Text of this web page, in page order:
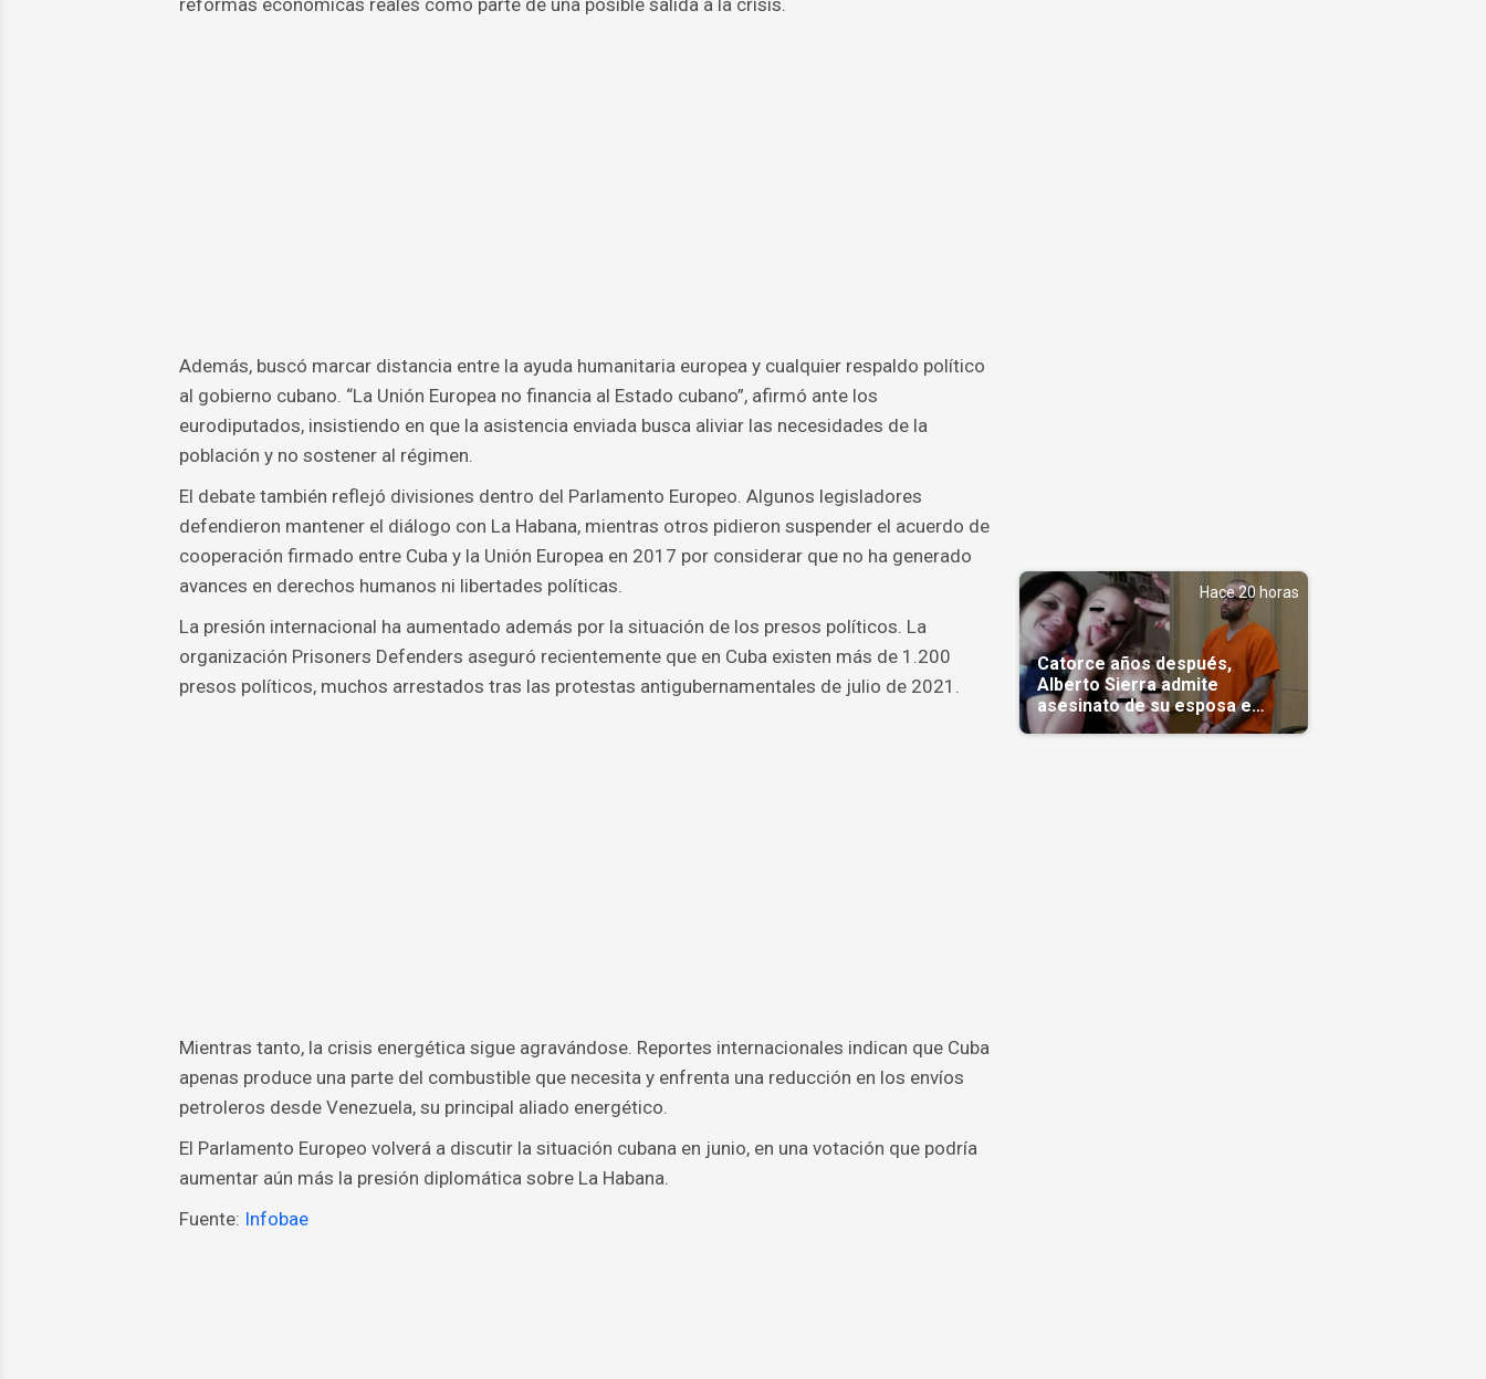
reformas económicas reales como parte de una posible salida a la crisis.
Además, buscó marcar distancia entre la ayuda humanitaria europea y cualquier respaldo político
al gobierno cubano. “La Unión Europea no financia al Estado cubano”, afirmó ante los
eurodiputados, insistiendo en que la asistencia enviada busca aliviar las necesidades de la
población y no sostener al régimen.
El debate también reflejó divisiones dentro del Parlamento Europeo. Algunos legisladores
defendieron mantener el diálogo con La Habana, mientras otros pidieron suspender el acuerdo de
cooperación firmado entre Cuba y la Unión Europea en 2017 por considerar que no ha generado
avances en derechos humanos ni libertades políticas.
La presión internacional ha aumentado además por la situación de los presos políticos. La
organización Prisoners Defenders aseguró recientemente que en Cuba existen más de 1.200
presos políticos, muchos arrestados tras las protestas antigubernamentales de julio de 2021.
Mientras tanto, la crisis energética sigue agravándose. Reportes internacionales indican que Cuba
apenas produce una parte del combustible que necesita y enfrenta una reducción en los envíos
petroleros desde Venezuela, su principal aliado energético.
El Parlamento Europeo volverá a discutir la situación cubana en junio, en una votación que podría
aumentar aún más la presión diplomática sobre La Habana.
Fuente: Infobae
Hace 20 horas
Catorce años después,
Alberto Sierra admite
asesinato de su esposa e
hijas; crimen que conmocionó